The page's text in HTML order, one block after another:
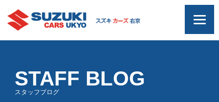
STAFF BLOG
スタッフブログ